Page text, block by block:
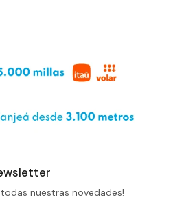
nuestras novedades!